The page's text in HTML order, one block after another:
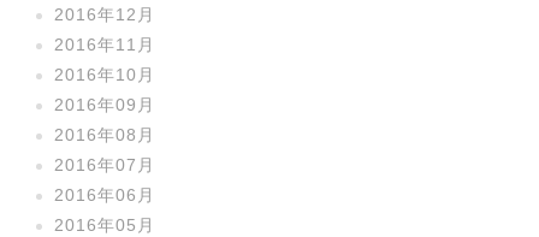
2016年12月
2016年11月
2016年10月
2016年09月
2016年08月
2016年07月
2016年06月
2016年05月